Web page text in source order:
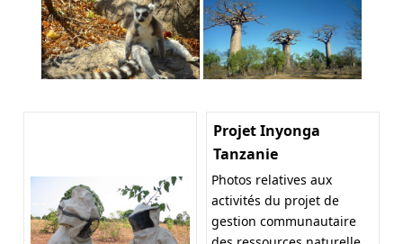
Projet Inyonga
Tanzanie
Photos relatives aux
activités du projet de
gestion communautaire